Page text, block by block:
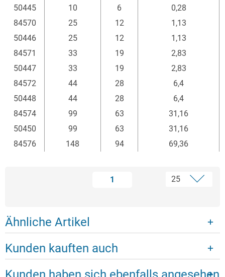
50445
10 6
0,28
84570
25 12
1,13
50446
25 12
1,13
84571
33 19
2,83
50447
33 19
2,83
84572
44 28
6,4
50448
44 28
6,4
84574
99 63
31,16
50450
99 63
31,16
84576
148 94 69,36
1
Ähnliche Artikel
Kunden kauften auch